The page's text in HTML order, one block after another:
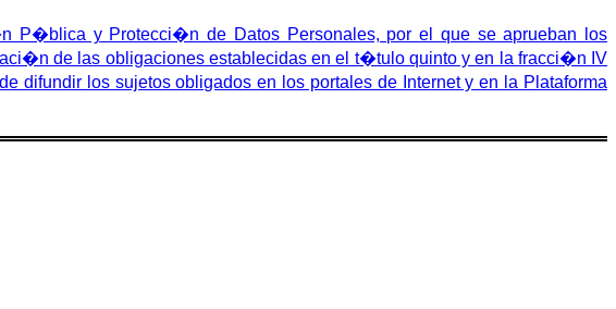
P�blica y Protecci�n de Datos Personales, por el que se aprueban los
de las obligaciones establecidas en el t�tulo quinto y en la fracci�n IV
los sujetos obligados en los portales de Internet y en la Plataforma